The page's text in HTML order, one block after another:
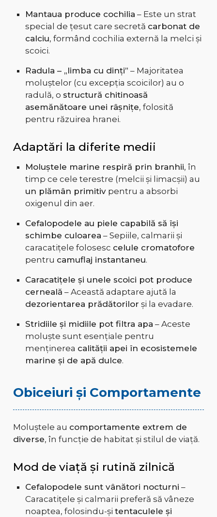
Mantaua produce cochilia – Este un strat
special de țesut care secretă carbonat de
calciu, formând cochilia externă la melci și
scoici.
Radula – „limba cu dinți” – Majoritatea
moluștelor (cu excepția scoicilor) au o
radulă, o structură chitinoasă
asemănătoare unei râșnițe, folosită
pentru răzuirea hranei.
Adaptări la diferite medii
Moluștele marine respiră prin branhii, în
timp ce cele terestre (melcii și limacșii) au
un plămân primitivpentru a absorbi
oxigenul din aer.
Cefalopodele au piele capabilă să își
schimbe culoarea – Sepiile, calmarii și
caracatițele folosesc celule cromatofore
pentru camuflaj instantaneu.
Caracatițele și unele scoici pot produce
cerneală – Această adaptare ajută la
dezorientarea prădătorilor și la evadare.
Stridiile și midiile pot filtra apa – Aceste
moluște sunt esențiale pentru
menținerea calității apei în ecosistemele
marine și de apă dulce.
Obiceiuri și Comportamente
Moluștele au comportamente extrem de
diverse, în funcție de habitat și stilul de viață.
Mod de viață și rutină zilnică
Cefalopodele sunt vânători nocturni –
Caracatițele și calmarii preferă să vâneze
noaptea, folosindu-și tentaculele și